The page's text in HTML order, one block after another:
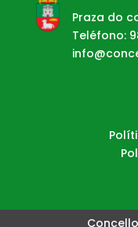
Praza do
Teléfono: